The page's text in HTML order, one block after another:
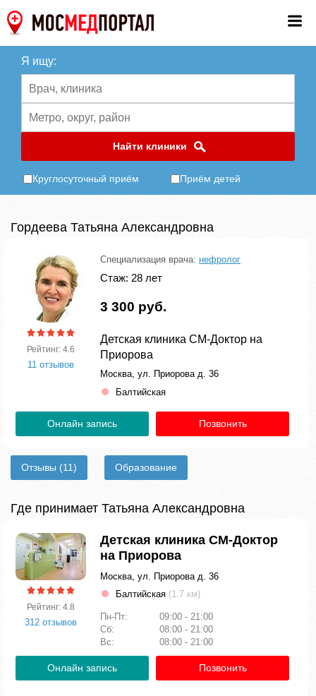
Я ищу:
Найти клиники
Круглосуточный приём Приём детей
Гордеева Татьяна Александровна
Рейтинг: 4.6
11 отзывов
Специализация врача: нефролог
Стаж: 28 лет
3 300 руб.
Детская клиника СМ-Доктор на
Приорова
Москва, ул. Приорова д. 36
Балтийская
Онлайн запись Позвонить
Отзывы (11) Образование
Где принимает Татьяна Александровна
Рейтинг: 4.8
312 отзывов
Детская клиника СМ-Доктор
на Приорова
Москва, ул. Приорова д. 36
Балтийская (1.7 км)
Пн-Пт:
09:00 - 21:00
Сб:
08:00 - 21:00
Вс:
08:00 - 21:00
Онлайн запись Позвонить